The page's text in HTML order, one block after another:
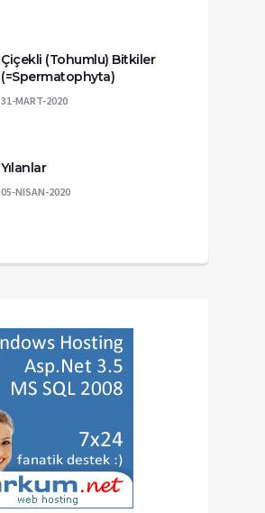
Çiçekli (Tohumlu) Bitkiler
(=Spermatophyta)
31-MART-2020
Yılanlar
05-NISAN-2020